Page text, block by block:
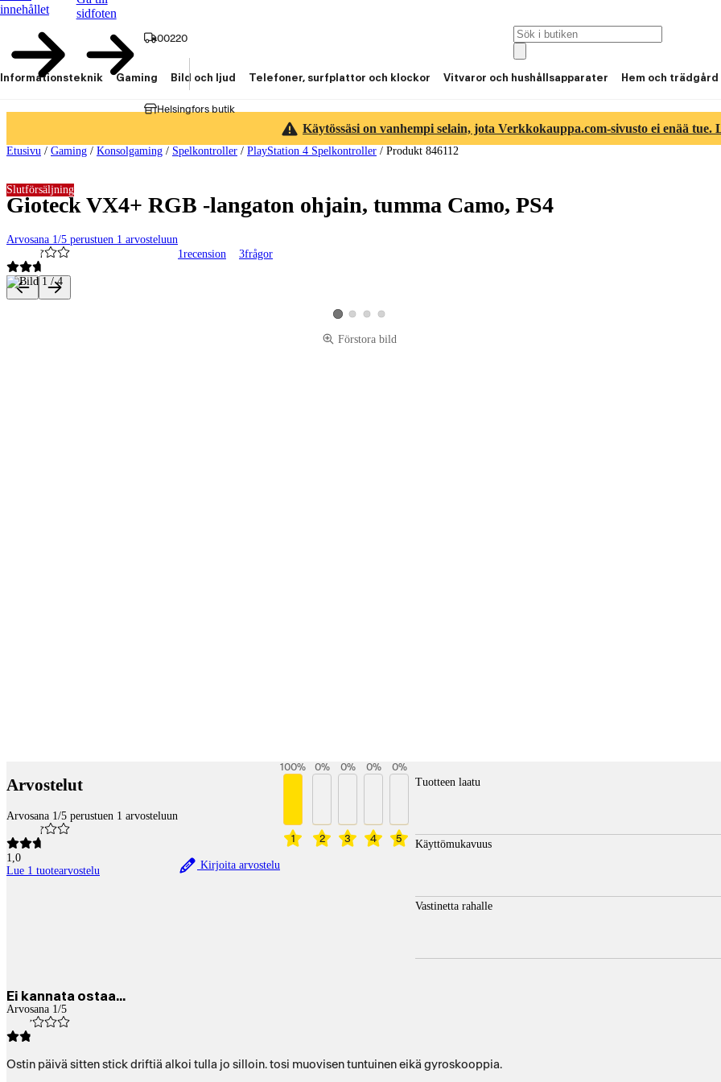
innehållet
sidfoten
00220
Helsingfors butik
Informationsteknik Gaming Bild och ljud Telefoner, surfplattor och klockor Vitvaror och hushållsapparater Hem och trädgård
Käytössäsi on vanhempi selain, jota Verkkokauppa.com-sivusto ei enää tue.
Etusivu / Gaming / Konsolgaming / Spelkontroller / PlayStation 4 Spelkontroller / Produkt 846112
Gioteck VX4+ RGB -langaton ohjain, tumma Camo, PS4
Arvosana 1/5 perustuen 1 arvosteluun
1recension 3frågor
Slutförsäljning
Produktbilder och videor
Visa produktbild 1
Visa produktbild 2
Visa produktbild 3
Visa produktbild 4
Förstora bild
Arvostelut
Arvosana 1/5 perustuen 1 arvosteluun
1,0
Lue 1 tuotearvostelu
Kirjoita arvostelu
1
100%
2
0%
3
0%
4
0%
5
0%
Tuotteen laatu
Käyttömukavuus
Vastinetta rahalle
Ei kannata ostaa...
Arvosana 1/5
Ostin päivä sitten stick driftiä alkoi tulla jo silloin. tosi muovisen tuntuinen eikä gyroskooppia.